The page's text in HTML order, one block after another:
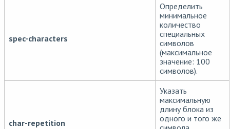
spec-characters
Определить
минимальное
количество
специальных
символов
(максимальное
значение: 100
символов).
char-repetition
Указать
максимальную
длину блока из
одного и того же